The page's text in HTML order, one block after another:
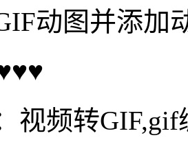
动图并添加
视频转GIF,gif